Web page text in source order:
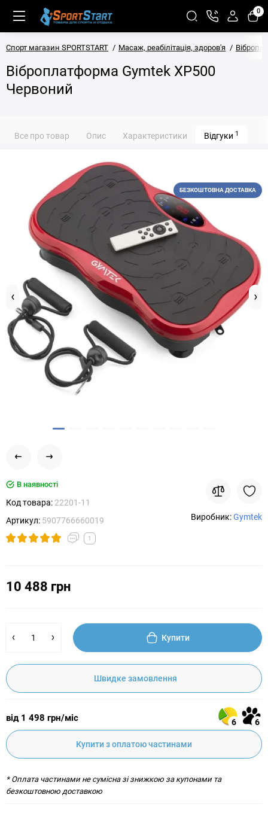
0
Спорт магазин SPORTSTART Масаж, реабілітація, здоров'я
Віброплатформа Gymtek XP500
Червоний
Все про товар Опис Характеристики Відгуки 1
БЕЗКОШТОВНА ДОСТАВКА
В наявності
Код товара: 22201-11
Артикул: 5907766660019
1
Виробник:Gymtek
10 488 грн
Купити
Швидке замовлення
від 1 498 грн/міс 6 6
Купити з оплатою частинами
* Оплата частинами не сумісна зі знижкою за купонами та
безкоштовною доставкою